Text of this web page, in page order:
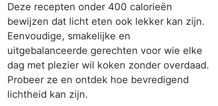
Deze recepten onder 400 calorieën
bewijzen dat licht eten ook lekker kan zijn.
Eenvoudige, smakelijke en
uitgebalanceerde gerechten voor wie elke
dag met plezier wil koken zonder overdaad.
Probeer ze en ontdek hoe bevredigend
lichtheid kan zijn.